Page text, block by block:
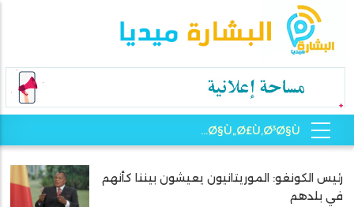
رئيس الكونغو: الموريتانيون يعيشون بيننا كأنهم
في بلدهم
Pagination